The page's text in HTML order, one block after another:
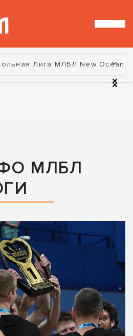
Лига МЛБЛ New Ocean
МЛБЛ